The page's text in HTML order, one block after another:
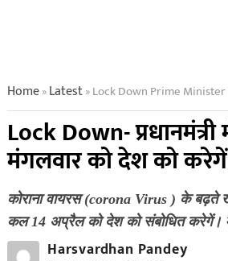
Home»Latest»Lock Down Prime Minister Modi Will
Lock Down-
मंगलवार को देश को
कोराना वायरस (corona Virus ) के बढ़ते
कल 14 अप्रैल को देश को संबोधित करेगें।
Harsvardhan Pandey